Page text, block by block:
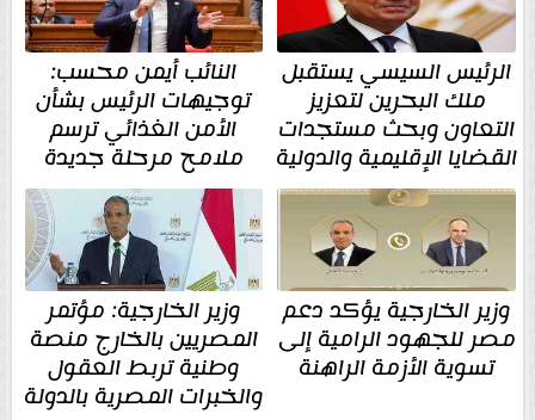
الرئيس السيسي يستقبل
ملك البحرين لتعزيز
التعاون وبحث مستجدات
القضايا الإقليمية والدولية
النائب أيمن محسب:
توجيهات الرئيس بشأن
الأمن الغذائي ترسم
ملامح مرحلة جديدة
وزير الخارجية يؤكد دعم
مصر للجهود الرامية إلى
تسوية الأزمة الراهنة
وزير الخارجية: مؤتمر
المصريين بالخارج منصة
وطنية تربط العقول
والخبرات المصرية بالدولة